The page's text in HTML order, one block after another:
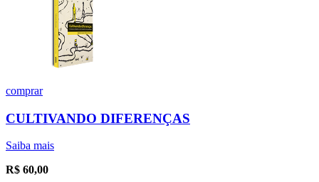
comprar
CULTIVANDO DIFERENÇAS
Saiba mais
R$ 60,00